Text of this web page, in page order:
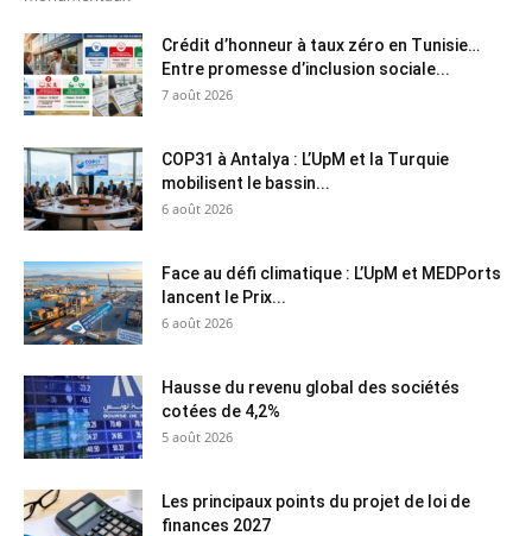
Crédit d’honneur à taux zéro en Tunisie…
Entre promesse d’inclusion sociale...
7 août 2026
COP31 à Antalya : L’UpM et la Turquie
mobilisent le bassin...
6 août 2026
Face au défi climatique : L’UpM et MEDPorts
lancent le Prix...
6 août 2026
Hausse du revenu global des sociétés
cotées de 4,2%
5 août 2026
Les principaux points du projet de loi de
finances 2027